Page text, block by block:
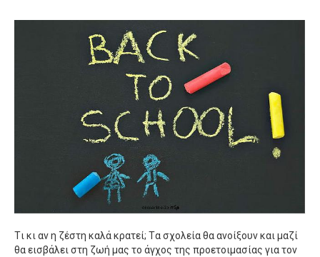
Tι κι αν η ζέστη καλά κρατεί; Tα σχολεία θα ανοίξουν και μαζί
θα εισβάλει στη ζωή μας το άγχος της προετοιμασίας για τον